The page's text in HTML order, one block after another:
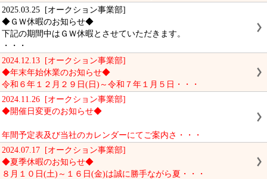
2025.03.25 [オークション事業部]
◆ＧＷ休暇のお知らせ◆
下記の期間中はＧＷ休暇とさせていただきます。
・・・
2024.12.13 [オークション事業部]
◆年末年始休業のお知らせ◆
令和６年１２月２９日(日)～令和７年１月５日・・・
2024.11.26 [オークション事業部]
◆開催日変更のお知らせ◆
年間予定表及び当社のカレンダーにてご案内さ・・・
2024.07.17 [オークション事業部]
◆夏季休暇のお知らせ◆
８月１０日(土)～１６日(金)は誠に勝手ながら夏・・・